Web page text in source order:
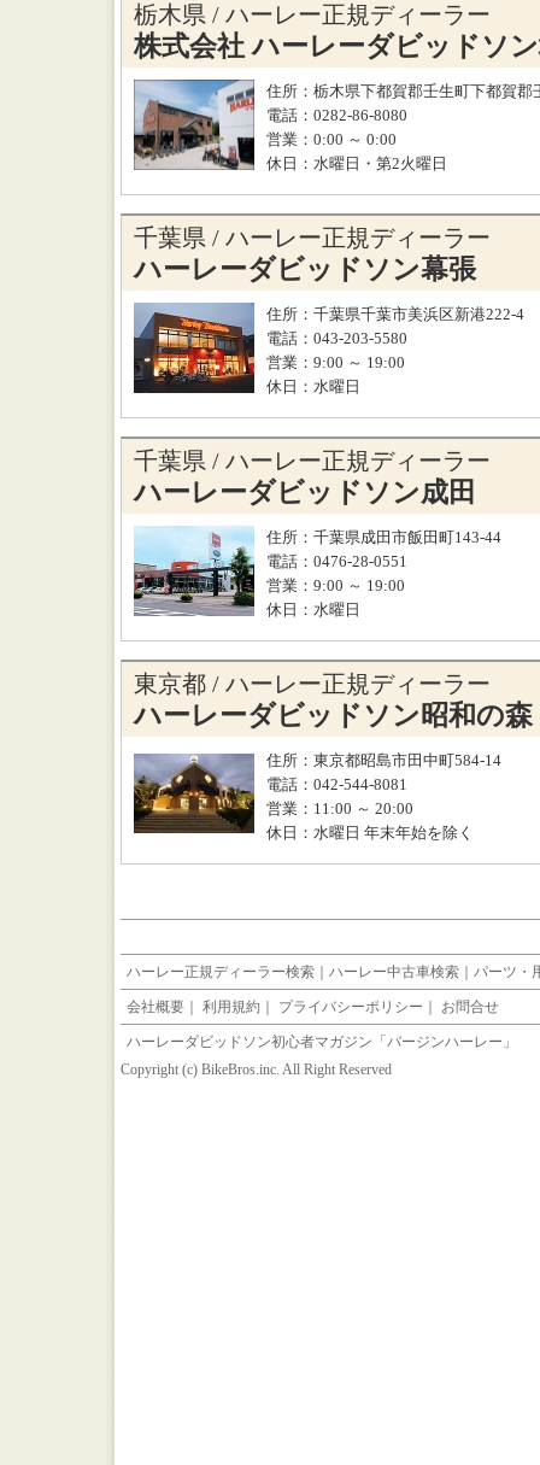
栃木県 / ハーレー正規ディーラー
株式会社 ハーレーダビッドソ
住所：栃木県下都賀郡壬生町下都賀郡
電話：0282-86-8080
営業：0:00 ～ 0:00
休日：水曜日・第2火曜日
千葉県 / ハーレー正規ディーラー
ハーレーダビッドソン幕張
住所：千葉県千葉市美浜区新港222-4
電話：043-203-5580
営業：9:00 ～ 19:00
休日：水曜日
千葉県 / ハーレー正規ディーラー
ハーレーダビッドソン成田
住所：千葉県成田市飯田町143-44
電話：0476-28-0551
営業：9:00 ～ 19:00
休日：水曜日
東京都 / ハーレー正規ディーラー
ハーレーダビッドソン昭和の森
住所：東京都昭島市田中町584-14
電話：042-544-8081
営業：11:00 ～ 20:00
休日：水曜日 年末年始を除く
ハーレー正規ディーラー検索 ハーレー中古車検索 パーツ・
会社概要 利用規約 プライバシーポリシー お問合せ
ハーレーダビッドソン初心者マガジン「バージンハーレー」
Copyright (c) BikeBros.inc. All Right Reserved